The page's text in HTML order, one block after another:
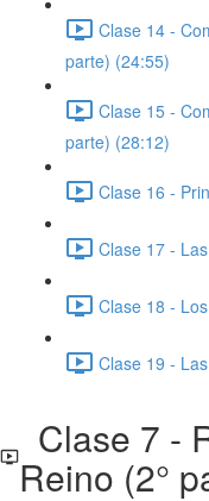
Clase 14 -
parte) (24:55)
Clase 15 -
parte) (28:12)
Clase 16 -
Clase 17 -
Clase 18 -
Clase 19 -
Clase 7 -
Reino (2°